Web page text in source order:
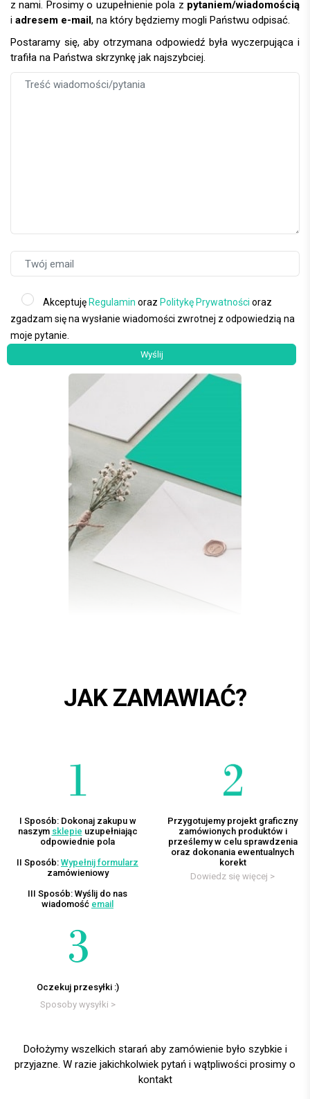
z nami. Prosimy o uzupełnienie pola z pytaniem/wiadomością
i adresem e-mail, na który będziemy mogli Państwu odpisać.
Postaramy się, aby otrzymana odpowiedź była wyczerpująca i
trafiła na Państwa skrzynkę jak najszybciej.
Akceptuję Regulamin oraz Politykę Prywatności oraz
zgadzam się na wysłanie wiadomości zwrotnej z odpowiedzią na
moje pytanie.
JAK ZAMAWIAĆ?
I Sposób: Dokonaj zakupu w
naszym sklepie uzupełniając
odpowiednie pola
II Sposób: Wypełnij formularz
zamówieniowy
III Sposób: Wyślij do nas
wiadomość email
Przygotujemy projekt graficzny
zamówionych produktów i
prześlemy w celu sprawdzenia
oraz dokonania ewentualnych
korekt
Dowiedz się więcej >
Oczekuj przesyłki :)
Sposoby wysyłki >
Dołożymy wszelkich starań aby zamówienie było szybkie i
przyjazne. W razie jakichkolwiek pytań i wątpliwości prosimy o
kontakt